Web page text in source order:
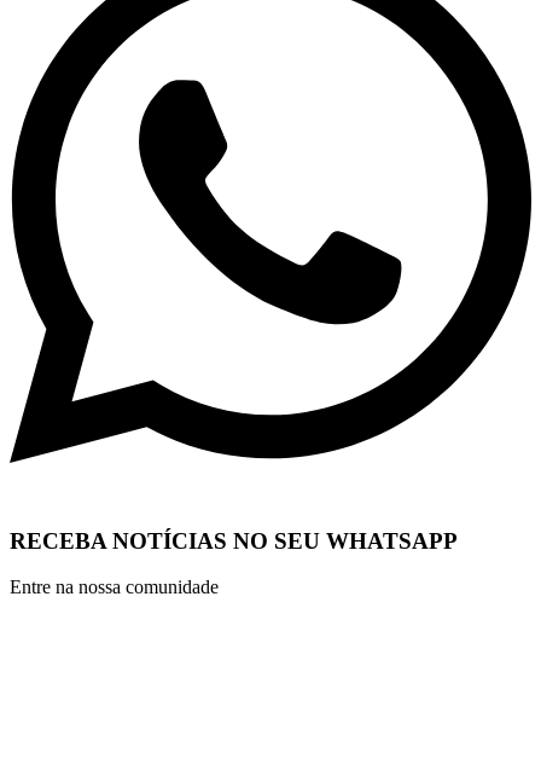
RECEBA NOTÍCIAS NO SEU WHATSAPP
Entre na nossa comunidade